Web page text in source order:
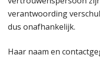
verantwoording
dus onafhankelijk.
Haar naam en